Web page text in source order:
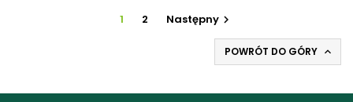
1 2 Następny 
POWRÓT DO GÓRY 